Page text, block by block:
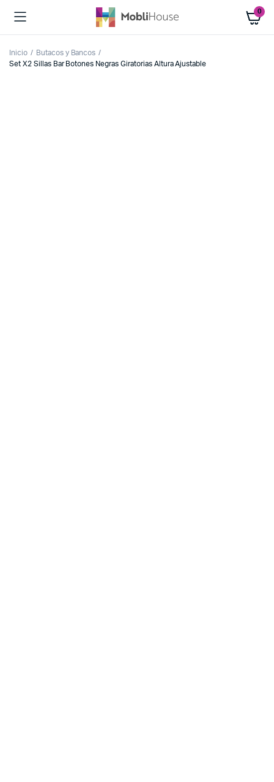
0
Inicio
Butacos y Bancos
Set X2 Sillas Bar Botones Negras Giratorias Altura Ajustable